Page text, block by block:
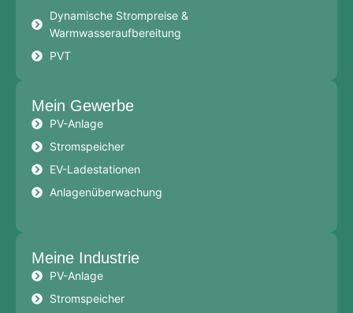
Dynamische Strompreise &
Warmwasseraufbereitung
PVT
Mein Gewerbe
PV-Anlage
Stromspeicher
EV-Ladestationen
Anlagenüberwachung
Meine Industrie
PV-Anlage
Stromspeicher